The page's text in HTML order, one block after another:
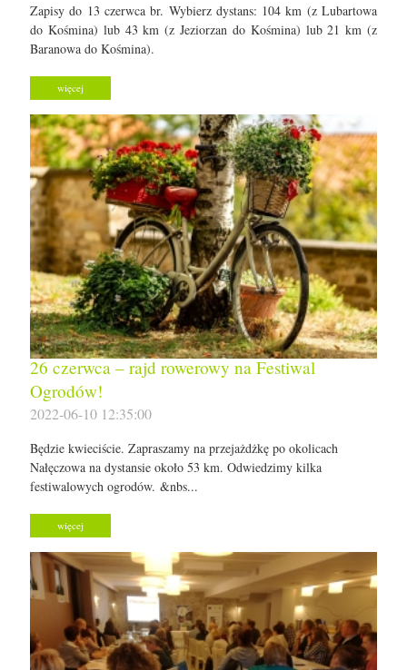
Zapisy do 13 czerwca br. Wybierz dystans: 104 km (z Lubartowa
do Kośmina) lub 43 km (z Jeziorzan do Kośmina) lub 21 km (z
Baranowa do Kośmina).
więcej
26 czerwca – rajd rowerowy na Festiwal
Ogrodów!
2022-06-10 12:35:00
Będzie kwieciście. Zapraszamy na przejażdżkę po okolicach
Nałęczowa na dystansie około 53 km. Odwiedzimy kilka
festiwalowych ogrodów. &nbs...
więcej